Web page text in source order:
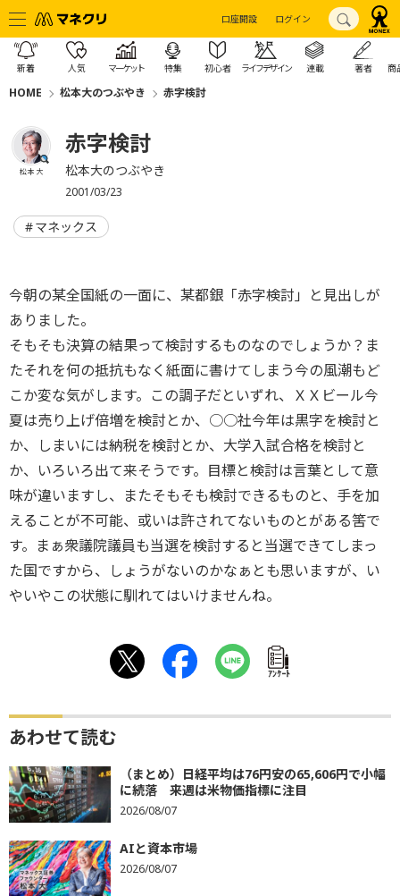
口座開設 ログイン
新着 人気 マーケット 特集 初心者 ライフデザイン 連載 著者 商
HOME 松本大のつぶやき 赤字検討
松本 大
赤字検討
松本大のつぶやき
2001/03/23
マネックス
今朝の某全国紙の一面に、某都銀「赤字検討」と見出しが
ありました。
そもそも決算の結果って検討するものなのでしょうか？ま
たそれを何の抵抗もなく紙面に書けてしまう今の風潮もど
こか変な気がします。この調子だといずれ、ＸＸビール今
夏は売り上げ倍増を検討とか、○○社今年は黒字を検討と
か、しまいには納税を検討とか、大学入試合格を検討と
か、いろいろ出て来そうです。目標と検討は言葉として意
味が違いますし、またそもそも検討できるものと、手を加
えることが不可能、或いは許されてないものとがある筈で
す。まぁ衆議院議員も当選を検討すると当選できてしまっ
た国ですから、しょうがないのかなぁとも思いますが、い
やいやこの状態に馴れてはいけませんね。
ｱﾝｹｰﾄ
あわせて読む
（まとめ）日経平均は76円安の65,606円で小幅
に続落 来週は米物価指標に注目
2026/08/07
AIと資本市場
2026/08/07